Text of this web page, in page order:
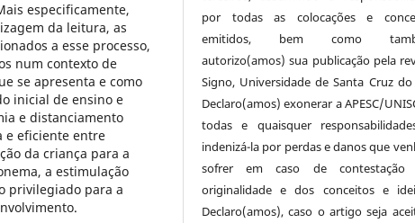
especificamente,
da leitura, as
a esse processo,
num contexto de
se apresenta e como
inicial de ensino e
e distanciamento
e eficiente entre
da criança para a
a estimulação
privilegiado para a
por todas as colocações e
emitidos, bem como
autorizo(amos) sua publicação pela
Signo, Universidade de Santa Cruz do
Declaro(amos) exonerar a APESC/
todas e quaisquer
indenizá-la por perdas e danos que
sofrer em caso de contestação
originalidade e dos conceitos e
Declaro(amos), caso o artigo seja